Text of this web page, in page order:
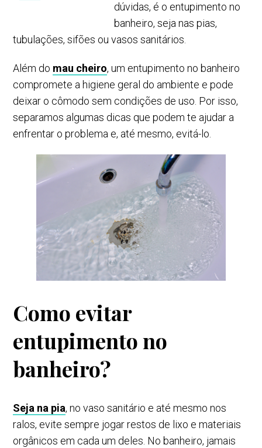
dúvidas, é o entupimento no
banheiro, seja nas pias,
tubulações, sifões ou vasos sanitários.
Além do mau cheiro, um entupimento no banheiro
compromete a higiene geral do ambiente e pode
deixar o cômodo sem condições de uso. Por isso,
separamos algumas dicas que podem te ajudar a
enfrentar o problema e, até mesmo, evitá-lo.
Como evitar
entupimento no
banheiro?
Seja na pia, no vaso sanitário e até mesmo nos
ralos, evite sempre jogar restos de lixo e materiais
orgânicos em cada um deles. No banheiro, jamais